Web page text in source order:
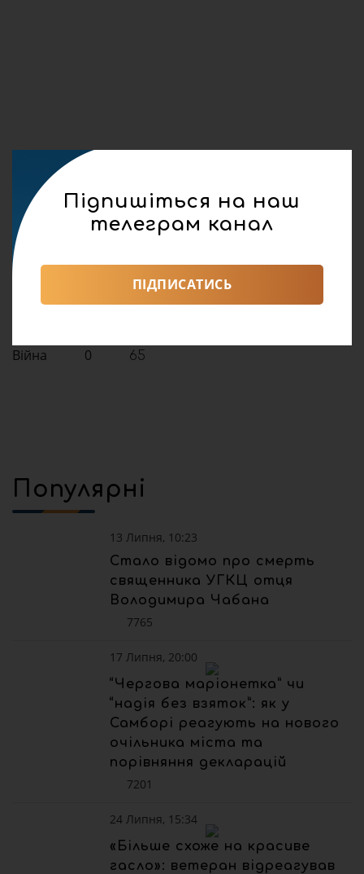
реклама
Поділитися:
Війна 0 65
Популярні
13 Липня, 10:23
Стало відомо про смерть
священника УГКЦ отця
Володимира Чабана
7765
17 Липня, 20:00
“Чергова маріонетка” чи
“надія без взяток”: як у
Самборі реагують на нового
очільника міста та
порівняння декларацій
7201
24 Липня, 15:34
«Більше схоже на красиве
гасло»: ветеран відреагував
Підпишіться на наш
телеграм канал
ПІДПИСАТИСЬ